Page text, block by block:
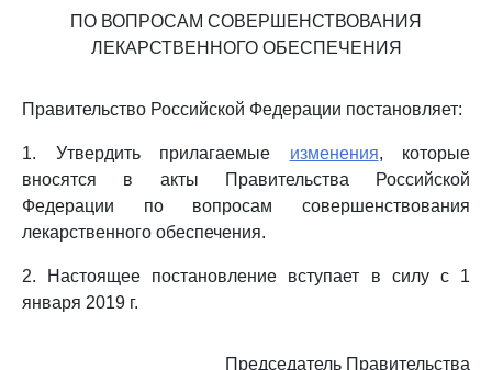
ПО ВОПРОСАМ СОВЕРШЕНСТВОВАНИЯ
ЛЕКАРСТВЕННОГО ОБЕСПЕЧЕНИЯ
Правительство Российской Федерации постановляет:
1. Утвердить прилагаемые изменения, которые
вносятся в акты Правительства Российской
Федерации по вопросам совершенствования
лекарственного обеспечения.
2. Настоящее постановление вступает в силу с 1
января 2019 г.
Председатель Правительства